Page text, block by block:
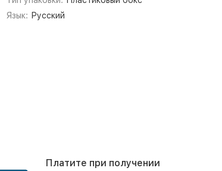
Язык: Русский
Платите при получении